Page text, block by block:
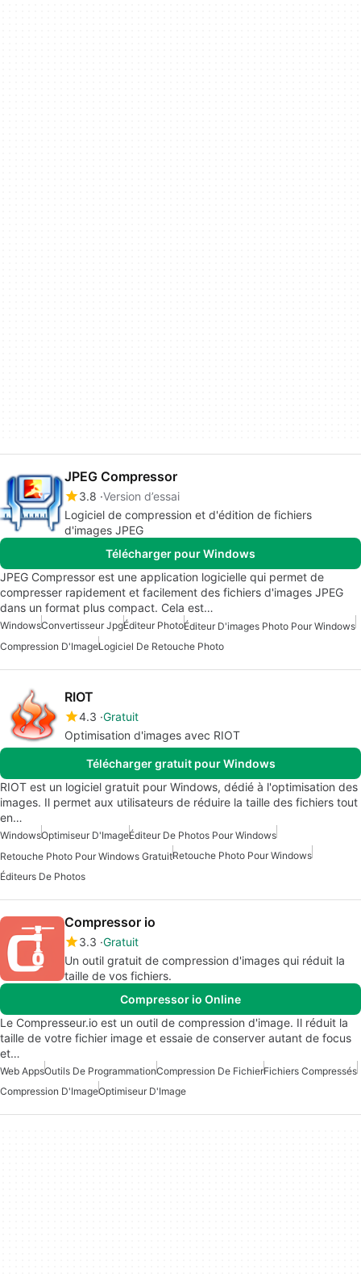
JPEG Compressor
3.8 Version d’essai
Logiciel de compression et d'édition de fichiers
d'images JPEG
Télécharger pour Windows
JPEG Compressor est une application logicielle qui permet de
compresser rapidement et facilement des fichiers d'images JPEG
dans un format plus compact. Cela est…
WindowsConvertisseur JpgÉditeur PhotoÉditeur D'images Photo Pour Windows
Compression D'ImageLogiciel De Retouche Photo
RIOT
4.3 Gratuit
Optimisation d'images avec RIOT
Télécharger gratuit pour Windows
RIOT est un logiciel gratuit pour Windows, dédié à l'optimisation des
images. Il permet aux utilisateurs de réduire la taille des fichiers tout
en…
WindowsOptimiseur D'ImageÉditeur De Photos Pour Windows
Retouche Photo Pour Windows GratuitRetouche Photo Pour Windows
Éditeurs De Photos
Compressor io
3.3 Gratuit
Un outil gratuit de compression d'images qui réduit la
taille de vos fichiers.
Compressor io Online
Le Compresseur.io est un outil de compression d'image. Il réduit la
taille de votre fichier image et essaie de conserver autant de focus
et…
Web AppsOutils De ProgrammationCompression De FichierFichiers Compressés
Compression D'ImageOptimiseur D'Image